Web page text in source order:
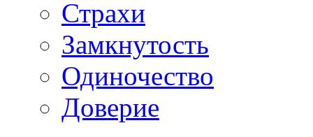
Страхи
Замкнутость
Одиночество
Доверие